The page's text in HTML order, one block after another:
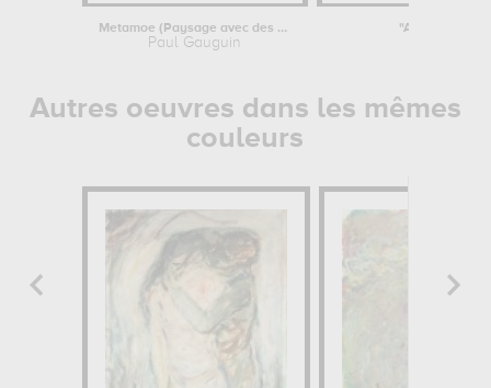
Metamoe (Paysage avec des paons)
Paul Gauguin
"Arearea
Autres oeuvres dans les mêmes
couleurs